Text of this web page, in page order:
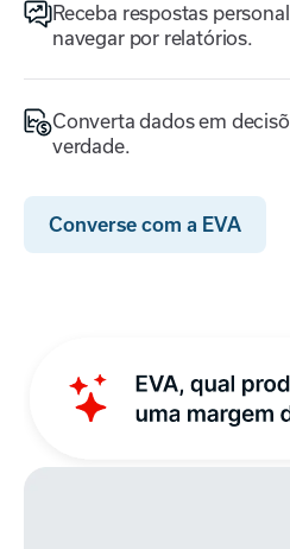
Receba respostas
navegar por relatórios.
Converta dados em
verdade.
Converse com a EVA